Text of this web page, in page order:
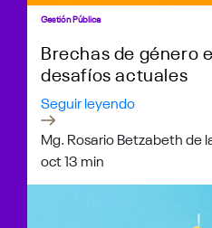
Gestión Pública
Brechas de género
desafíos actuales
Seguir leyendo
Mg. Rosario Betzabeth de
oct 13 min